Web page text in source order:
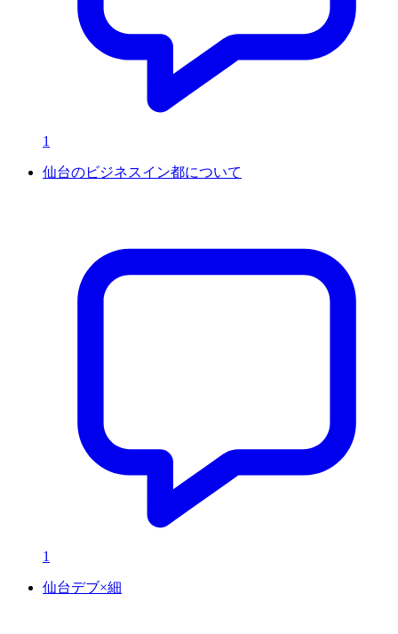
1
仙台のビジネスイン都について
1
仙台デブ×細